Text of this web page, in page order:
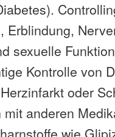
Erblindung,
sexuelle
Kontrolle von
oder
anderen
wie